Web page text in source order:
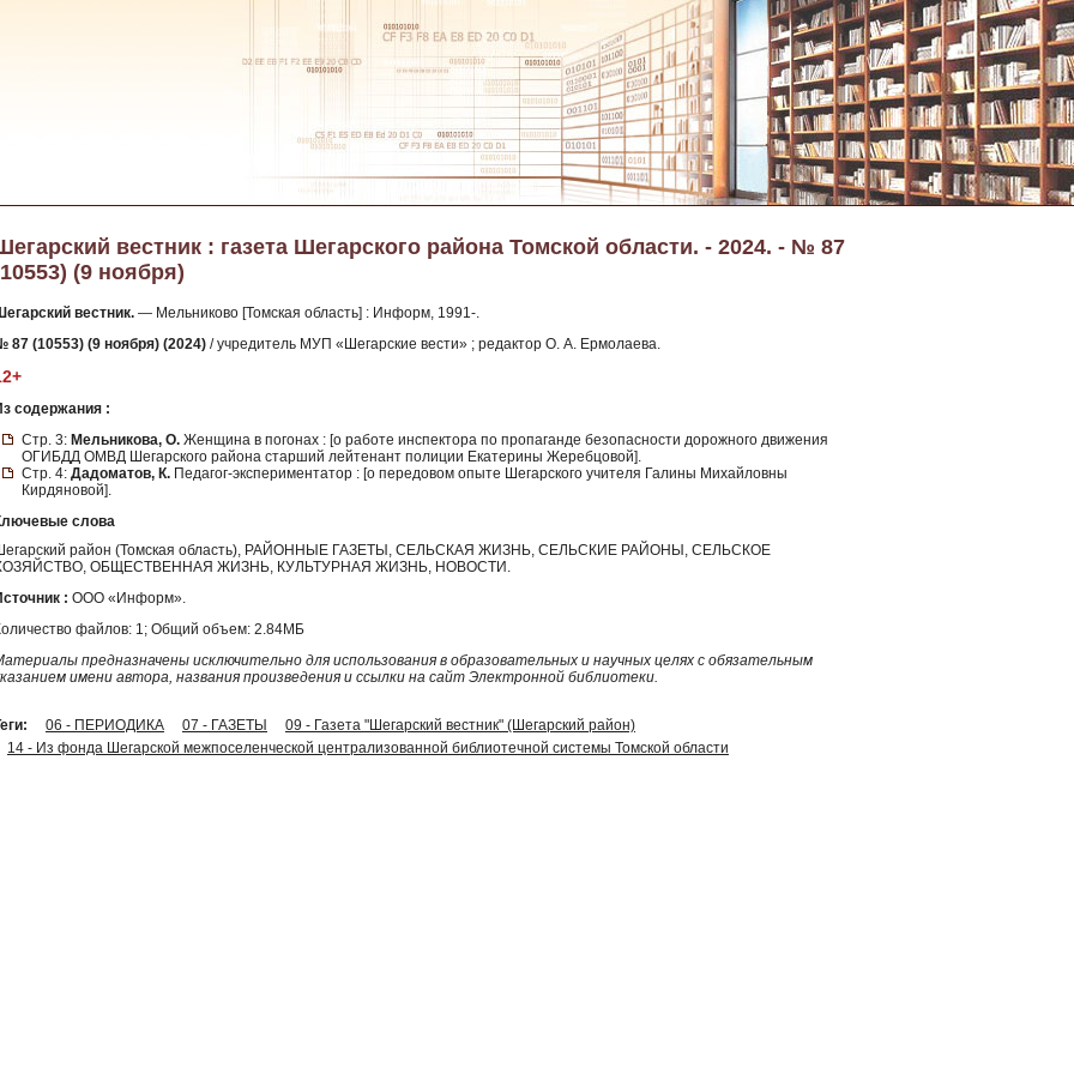
вестник : газета Шегарского района Томской области. - 2024. - № 87
(9 ноября)
вестник. — Мельниково [Томская область] : Информ, 1991-.
87 (10553) (9 ноября) (2024) / учредитель МУП «Шегарские вести» ; редактор О. А. Ермолаева.
содержания :
Стр. 3: Мельникова, О. Женщина в погонах : [о работе инспектора по пропаганде безопасности дорожного движения
ОГИБДД ОМВД Шегарского района старший лейтенант полиции Екатерины Жеребцовой].
Стр. 4: Дадоматов, К. Педагог-экспериментатор : [о передовом опыте Шегарского учителя Галины Михайловны
Кирдяновой].
слова
район (Томская область), РАЙОННЫЕ ГАЗЕТЫ, СЕЛЬСКАЯ ЖИЗНЬ, СЕЛЬСКИЕ РАЙОНЫ, СЕЛЬСКОЕ
ОБЩЕСТВЕННАЯ ЖИЗНЬ, КУЛЬТУРНАЯ ЖИЗНЬ, НОВОСТИ.
: ООО «Информ».
файлов: 1; Общий объем: 2.84МБ
предназначены исключительно для использования в образовательных и научных целях с обязательным
имени автора, названия произведения и ссылки на сайт Электронной библиотеки.
06 - ПЕРИОДИКА 07 - ГАЗЕТЫ
09 - Газета "Шегарский вестник" (Шегарский район)
14 - Из фонда Шегарской межпоселенческой централизованной библиотечной системы Томской области